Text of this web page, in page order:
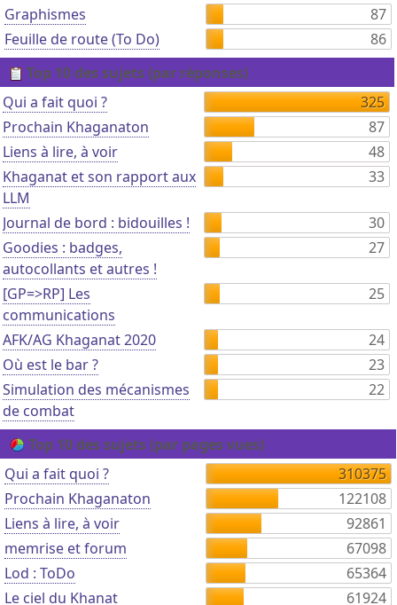
Graphismes
87
Feuille de route (To Do)
86
Top 10 des sujets (par réponses)
Qui a fait quoi ?
325
Prochain Khaganaton
87
Liens à lire, à voir
48
Khaganat et son rapport aux
LLM
33
Journal de bord : bidouilles !
30
Goodies : badges,
autocollants et autres !
27
[GP=>RP] Les
communications
25
AFK/AG Khaganat 2020
24
Où est le bar ?
23
Simulation des mécanismes
de combat
22
Top 10 des sujets (par pages vues)
Qui a fait quoi ?
310375
Prochain Khaganaton
122108
Liens à lire, à voir
92861
memrise et forum
67098
Lod : ToDo
65364
Le ciel du Khanat
61924